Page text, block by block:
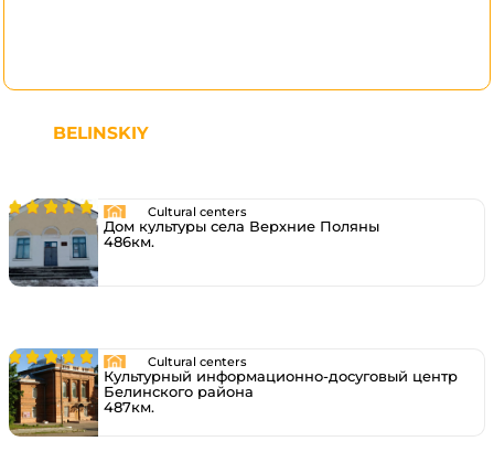
BELINSKIY
Cultural centers
Дом культуры села Верхние Поляны
486км.
Cultural centers
Культурный информационно-досуговый центр
Белинского района
487км.